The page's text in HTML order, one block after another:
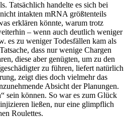
Tatsächlich handelte es sich bei
intakten mRNA größtenteils
erklären könnte, warum trotz
– wenn auch deutlich weniger
es zu weniger Todesfällen kam als
dass nur wenige Chargen
diese aber genügten, um zu den
zu führen, liefert natürlich
zeigt dies doch vielmehr das
Absicht der Planungen.
sein können. So war es zum Glück
ließen, nur eine glimpflich
Roulettes.